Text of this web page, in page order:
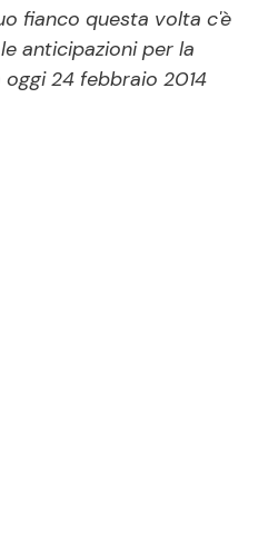
Programmi TV
Reality e Talent
fianco questa volta c'è
anticipazioni per la
24 febbraio 2014